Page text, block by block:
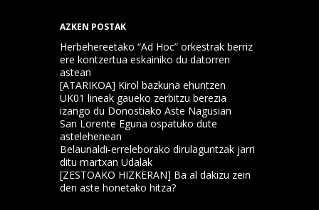
AZKEN POSTAK
Herbehereetako “Ad Hoc” orkestrak berriz
ere kontzertua eskainiko du datorren
astean
[ATARIKOA] Kirol bazkuna ehuntzen
UK01 lineak gaueko zerbitzu berezia
izango du Donostiako Aste Nagusian
San Lorente Eguna ospatuko dute
astelehenean
Belaunaldi-erreleborako dirulaguntzak jarri
ditu martxan Udalak
[ZESTOAKO HIZKERAN] Ba al dakizu zein
den aste honetako hitza?